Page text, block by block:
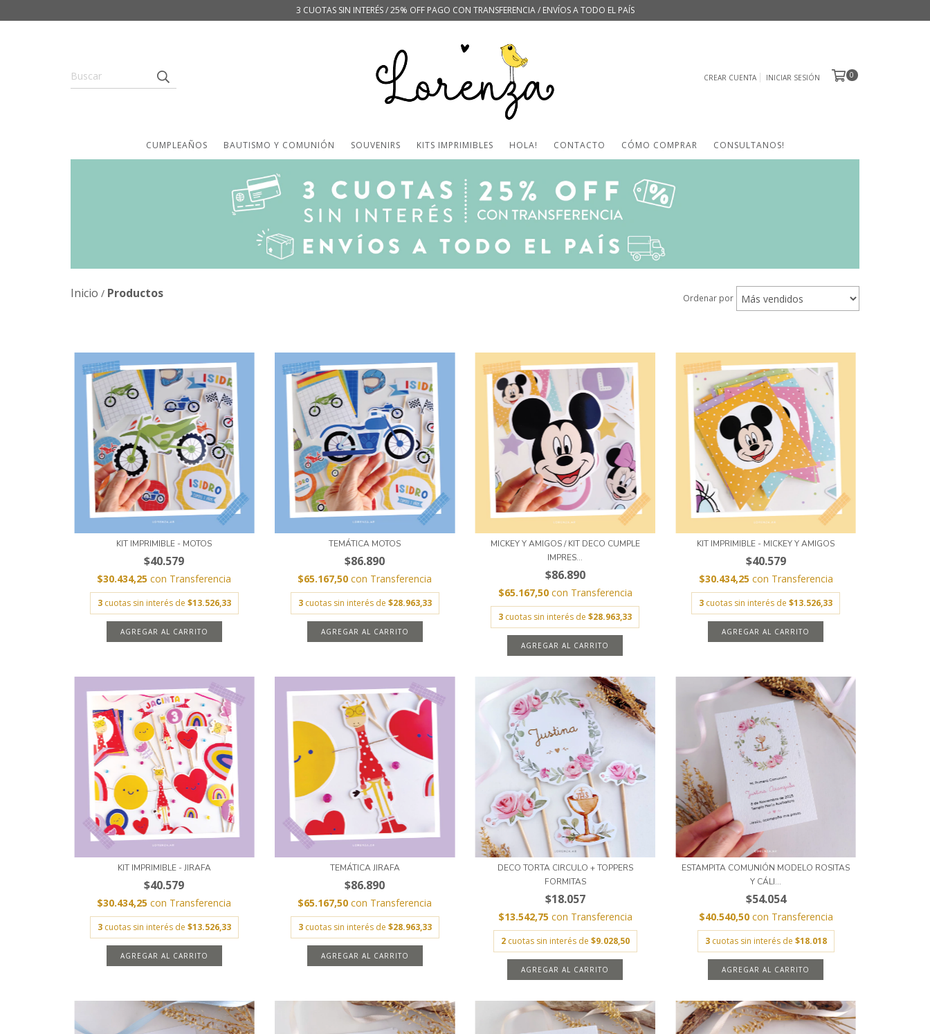
3 CUOTAS SIN INTERÉS / 25% OFF PAGO CON TRANSFERENCIA / ENVÍOS A TODO EL PAÍS
CREAR CUENTA INICIAR SESIÓN 0
CUMPLEAÑOS BAUTISMO Y COMUNIÓN SOUVENIRS KITS IMPRIMIBLES HOLA! CONTACTO CÓMO COMPRAR CONSULTANOS!
Inicio / Productos Ordenar por
KIT IMPRIMIBLE - MOTOS
$40.579
$30.434,25con Transferencia
3 cuotas sin interés de $13.526,33
AGREGAR AL CARRITO
TEMÁTICA MOTOS
$86.890
$65.167,50con Transferencia
3 cuotas sin interés de $28.963,33
AGREGAR AL CARRITO
MICKEY Y AMIGOS / KIT DECO CUMPLE
IMPRES...
$86.890
$65.167,50 con Transferencia
3 cuotas sin interés de$28.963,33
KIT IMPRIMIBLE - MICKEY Y AMIGOS
$40.579
$30.434,25 con Transferencia
3 cuotas sin interés de$13.526,33
AGREGAR AL CARRITO
KIT IMPRIMIBLE - JIRAFA
$40.579
$30.434,25con Transferencia
3 cuotas sin interés de $13.526,33
AGREGAR AL CARRITO
TEMÁTICA JIRAFA
$86.890
$65.167,50con Transferencia
3 cuotas sin interés de $28.963,33
AGREGAR AL CARRITO
DECO TORTA CIRCULO + TOPPERS
FORMITAS
$18.057
$13.542,75 con Transferencia
2 cuotas sin interés de $9.028,50
ESTAMPITA COMUNIÓN MODELO ROSITAS
Y CÁLI...
$54.054
$40.540,50 con Transferencia
3 cuotas sin interés de $18.018
AGREGAR AL CARRITO